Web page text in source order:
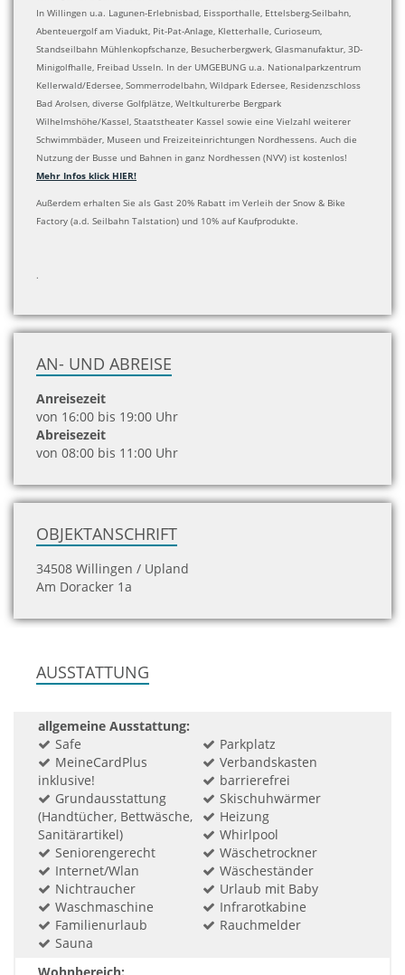
In Willingen u.a. Lagunen-Erlebnisbad, Eissporthalle, Ettelsberg-Seilbahn,
Abenteuergolf am Viadukt, Pit-Pat-Anlage, Kletterhalle, Curioseum,
Standseilbahn Mühlenkopfschanze, Besucherbergwerk, Glasmanufaktur, 3D-
Minigolfhalle, Freibad Usseln. In der UMGEBUNG u.a. Nationalparkzentrum
Kellerwald/Edersee, Sommerrodelbahn, Wildpark Edersee, Residenzschloss
Bad Arolsen, diverse Golfplätze, Weltkulturerbe Bergpark
Wilhelmshöhe/Kassel, Staatstheater Kassel sowie eine Vielzahl weiterer
Schwimmbäder, Museen und Freizeiteinrichtungen Nordhessens. Auch die
Nutzung der Busse und Bahnen in ganz Nordhessen (NVV) ist kostenlos!
Mehr Infos klick HIER!
Außerdem erhalten Sie als Gast 20% Rabatt im Verleih der Snow & Bike
Factory (a.d. Seilbahn Talstation) und 10% auf Kaufprodukte.
.
AN- UND ABREISE
Anreisezeit
von 16:00 bis 19:00 Uhr
Abreisezeit
von 08:00 bis 11:00 Uhr
OBJEKTANSCHRIFT
34508 Willingen / Upland
Am Doracker 1a
AUSSTATTUNG
allgemeine Ausstattung:
Safe
Parkplatz
MeineCardPlus
inklusive!
Verbandskasten
barrierefrei
Grundausstattung
(Handtücher, Bettwäsche,
Sanitärartikel)
Skischuhwärmer
Heizung
Whirlpool
Seniorengerecht
Wäschetrockner
Internet/Wlan
Wäscheständer
Nichtraucher
Urlaub mit Baby
Waschmaschine
Infrarotkabine
Familienurlaub
Rauchmelder
Sauna